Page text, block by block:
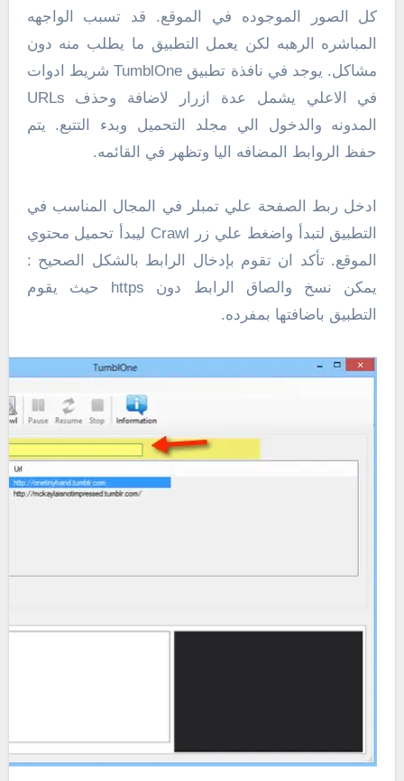
كل الصور الموجوده في الموقع. قد تسبب الواجهه
المباشره الرهبه لكن يعمل التطبيق ما يطلب منه دون
مشاكل. يوجد في نافذة تطبيق TumblOne شريط ادوات
في الاعلي يشمل عدة ازرار لاضافة وحذف URLs
المدونه والدخول الي مجلد التحميل وبدء التتبع. يتم
حفظ الروابط المضافه اليا وتظهر في القائمه.
ادخل ربط الصفحة علي تمبلر في المجال المناسب في
التطبيق لتبدأ واضغط علي زر Crawl ليبدأ تحميل محتوي
الموقع. تأكد ان تقوم بإدخال الرابط بالشكل الصحيح :
يمكن نسخ والصاق الرابط دون https حيث يقوم
التطبيق باضافتها بمفرده.